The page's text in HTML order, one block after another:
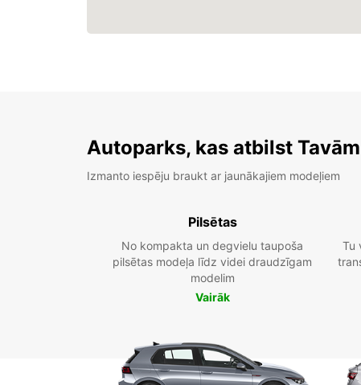
Autoparks, kas atbilst
Izmanto iespēju braukt ar jaunākajiem modeļiem
Pilsētas
No kompakta un degvielu taupoša
pilsētas modeļa līdz videi draudzīgam
modelim
Vairāk
Tu